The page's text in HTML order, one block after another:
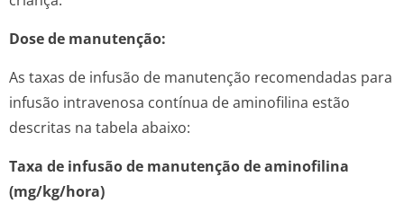
Dose de manutenção:
As taxas de infusão de manutenção recomendadas para
infusão intravenosa contínua de aminofilina estão
descritas na tabela abaixo:
Taxa de infusão de manutenção de aminofilina
(mg/kg/hora)